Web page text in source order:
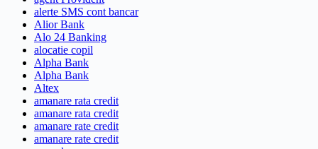
alerte SMS cont bancar
Alior Bank
Alo 24 Banking
alocatie copil
Alpha Bank
Alpha Bank
Altex
amanare rata credit
amanare rata credit
amanare rate credit
amanare rate credit